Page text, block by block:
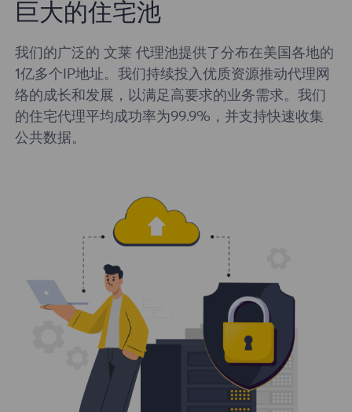
巨大的住宅池
我们的广泛的 文莱 代理池提供了分布在美国各地的
1亿多个IP地址。我们持续投入优质资源推动代理网
络的成长和发展，以满足高要求的业务需求。我们
的住宅代理平均成功率为99.9%，并支持快速收集
公共数据。